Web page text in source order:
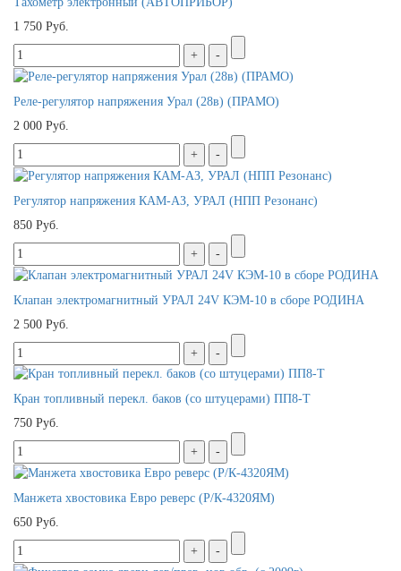
1 750 Руб.
Реле-регулятор напряжения Урал (28в) (ПРАМО)
2 000 Руб.
Регулятор напряжения КАМ-АЗ, УРАЛ (НПП Резонанс)
850 Руб.
Клапан электромагнитный УРАЛ 24V КЭМ-10 в сборе РОДИНА
2 500 Руб.
Кран топливный перекл. баков (со штуцерами) ПП8-Т
750 Руб.
Манжета хвостовика Евро реверс (Р/К-4320ЯМ)
650 Руб.